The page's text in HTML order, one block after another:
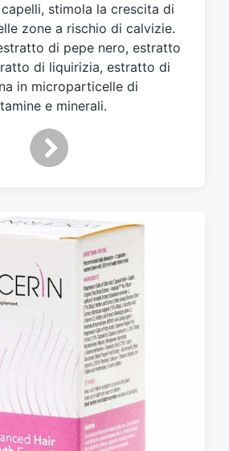
stimola la crescita di
zone a rischio di calvizie.
di pepe nero, estratto
di liquirizia, estratto di
in microparticelle di
e minerali.